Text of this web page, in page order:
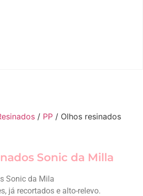
/ PP / Olhos resinados
Sonic da Milla
Sonic da Mila
já recortados e alto-relevo.